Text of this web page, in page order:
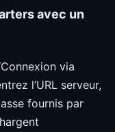
avec un
via
l’URL serveur,
fournis par